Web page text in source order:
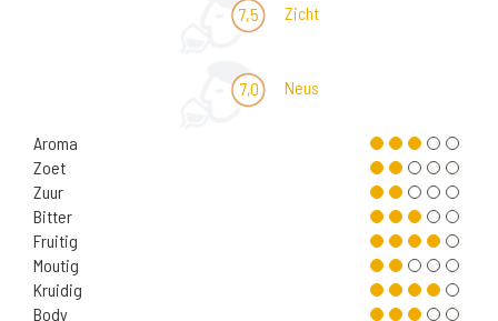
7,5 Zicht
7,0 Neus
Aroma
Zoet
Zuur
Bitter
Fruitig
Moutig
Kruidig
Body